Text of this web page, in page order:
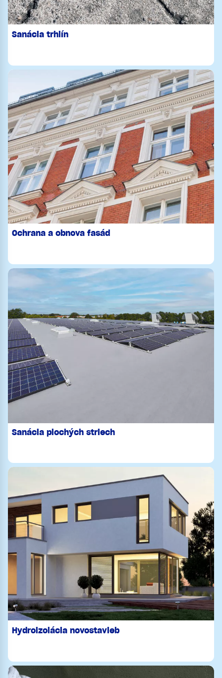
Sanácia trhlín
Ochrana a obnova fasád
Sanácia plochých striech
Hydroizolácia novostavieb